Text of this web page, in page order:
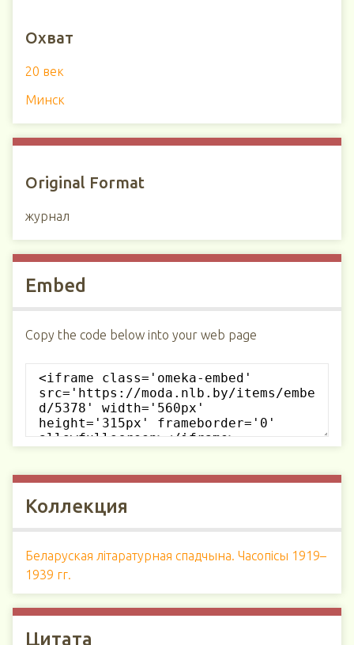
Охват
20 век
Минск
Original Format
журнал
Embed
Copy the code below into your web page
Коллекция
Беларуская літаратурная спадчына. Часопісы 1919–
1939 гг.
Цитата